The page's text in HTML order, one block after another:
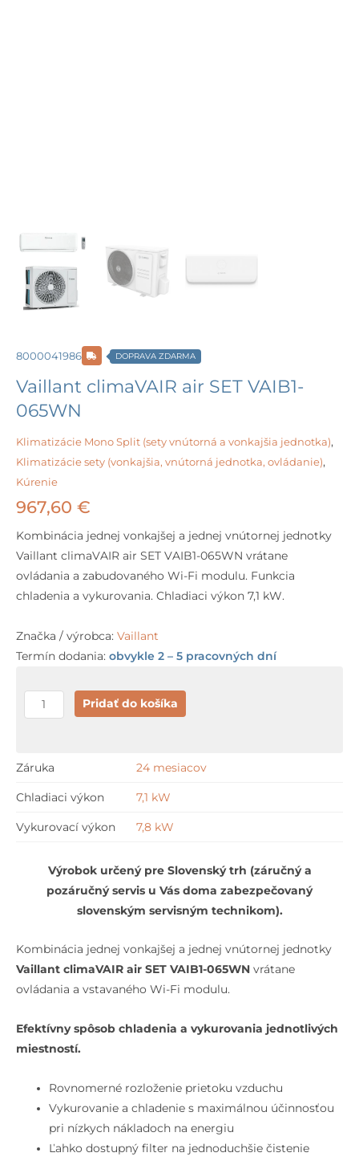
8000041986 DOPRAVA ZDARMA
Vaillant climaVAIR air SET VAIB1-
065WN
Klimatizácie Mono Split (sety vnútorná a vonkajšia jednotka),
Klimatizácie sety (vonkajšia, vnútorná jednotka, ovládanie),
Kúrenie
967,60 €
Kombinácia jednej vonkajšej a jednej vnútornej jednotky
Vaillant climaVAIR air SET VAIB1-065WN vrátane
ovládania a zabudovaného Wi-Fi modulu. Funkcia
chladenia a vykurovania. Chladiaci výkon 7,1 kW.
Značka / výrobca: Vaillant
Termín dodania: obvykle 2 – 5 pracovných dní
množstvo
Vaillant
VAIB1-
065WN
Pridať do košíka
Záruka 24 mesiacov
Chladiaci výkon 7,1 kW
Vykurovací výkon 7,8 kW
Výrobok určený pre Slovenský trh (záručný a
pozáručný servis u Vás doma zabezpečovaný
slovenským servisným technikom).
Kombinácia jednej vonkajšej a jednej vnútornej jednotky
Vaillant climaVAIR air SET VAIB1-065WN vrátane
ovládania a vstavaného Wi-Fi modulu.
Efektívny spôsob chladenia a vykurovania jednotlivých
miestností.
Rovnomerné rozloženie prietoku vzduchu
Vykurovanie a chladenie s maximálnou účinnosťou
pri nízkych nákladoch na energiu
Ľahko dostupný filter na jednoduchšie čistenie